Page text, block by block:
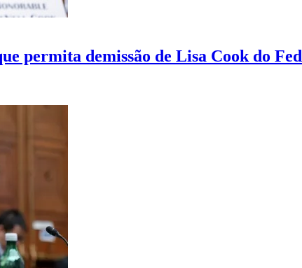
permita demissão de Lisa Cook do Fed